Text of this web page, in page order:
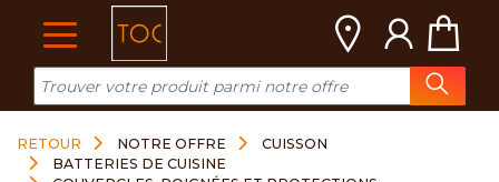
RETOUR NOTRE OFFRE
CUISSON
BATTERIES DE CUISINE
Cookies management panel